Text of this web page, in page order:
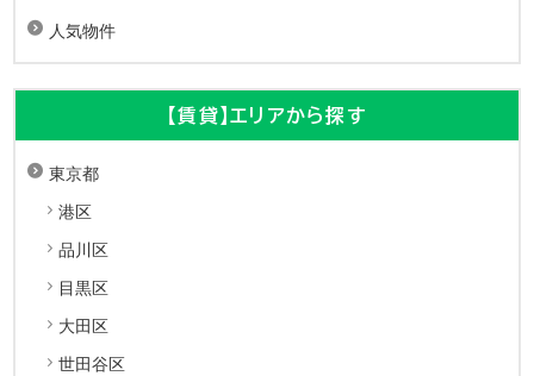
人気物件
【賃貸】エリアから探す
東京都
港区
品川区
目黒区
大田区
世田谷区